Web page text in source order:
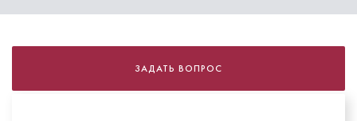
ЗАДАТЬ ВОПРОС